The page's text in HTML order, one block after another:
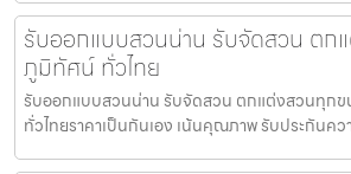
รับออกแบบสวนน่าน รับจัดสวน ตก
ภูมิทัศน์ ทั่วไทย
รับออกแบบสวนน่าน รับจัดสวน ตกแต่งสวนทุก
ทั่วไทยราคาเป็นกันเอง เน้นคุณภาพ รับประกันค